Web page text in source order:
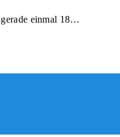
einmal 18…